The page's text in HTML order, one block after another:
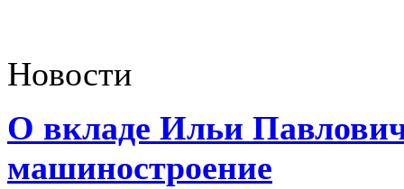
Новости
О вкладе Ильи
машиностроение